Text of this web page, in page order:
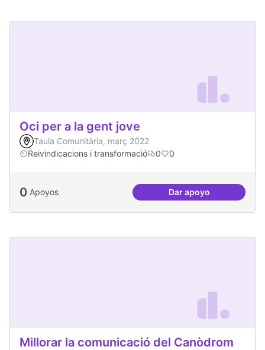
Oci per a la gent jove
Taula Comunitària, març 2022
Reivindicacions i transformació
0 0
0 Apoyos Dar apoyoOci per a la gent
Millorar la comunicació del Canòdrom